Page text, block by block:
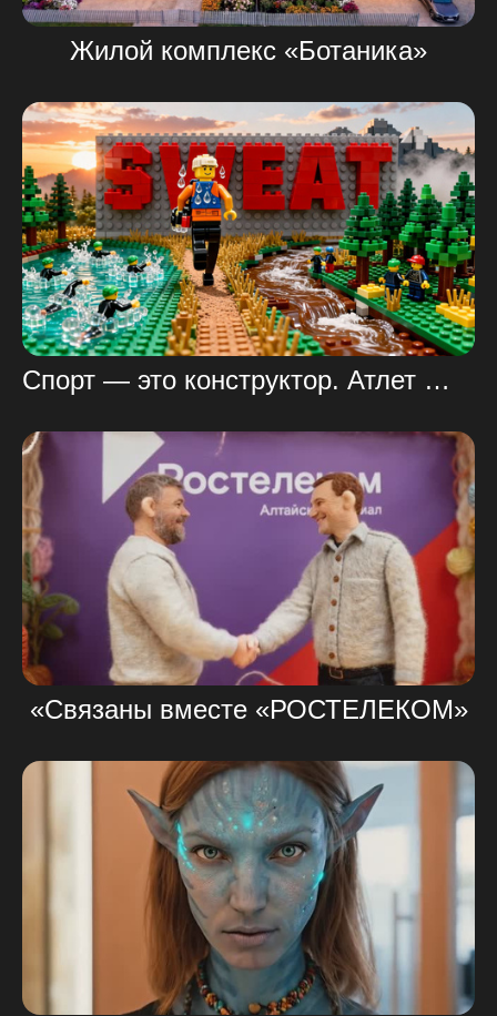
Жилой комплекс «Ботаника»
Спорт — это конструктор. Атлет — его гений.
«Связаны вместе «РОСТЕЛЕКОМ»